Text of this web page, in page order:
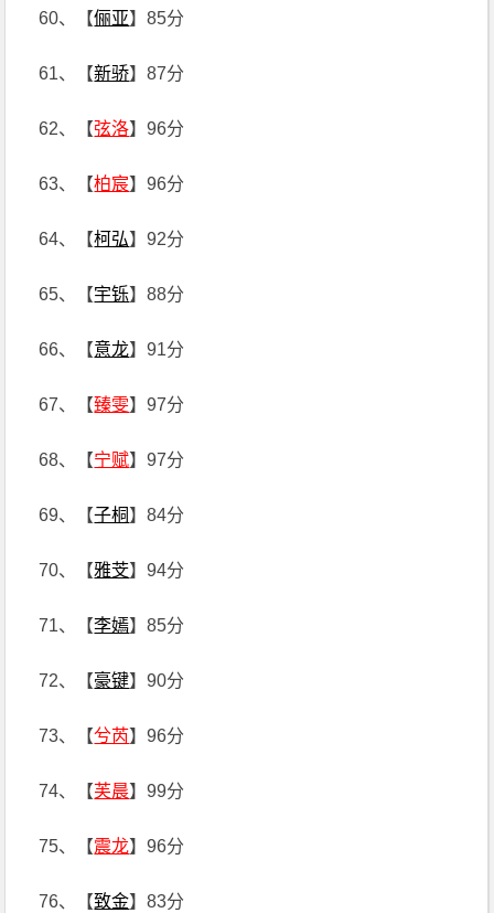
60、【俪亚】85分
61、【新骄】87分
62、【弦洛】96分
63、【柏宸】96分
64、【柯弘】92分
65、【宇铄】88分
66、【意龙】91分
67、【臻雯】97分
68、【宁赋】97分
69、【子桐 】84分
70、【雅芠】94分
71、【李嫣】85分
72、【豪键】90分
73、【兮芮】96分
74、【芙晨】99分
75、【震龙】96分
76、【致金】83分